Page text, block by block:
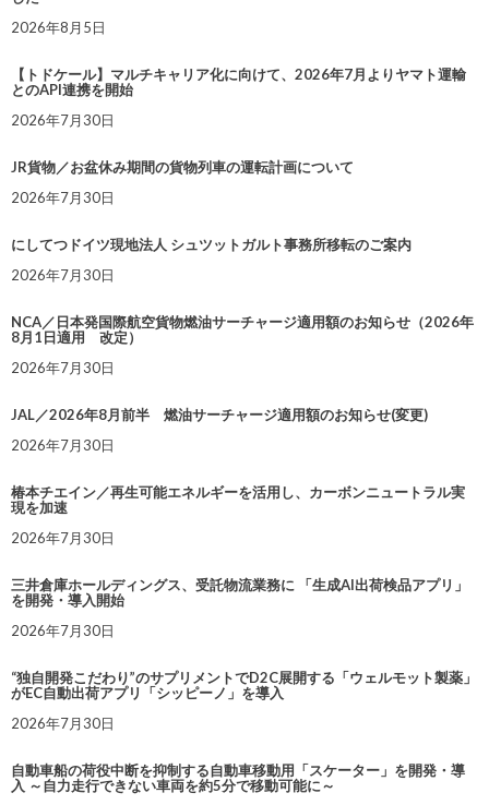
2026年8月5日
【トドケール】マルチキャリア化に向けて、2026年7月よりヤマト運輸
とのAPI連携を開始
2026年7月30日
JR貨物／お盆休み期間の貨物列車の運転計画について
2026年7月30日
にしてつドイツ現地法人 シュツットガルト事務所移転のご案内
2026年7月30日
NCA／日本発国際航空貨物燃油サーチャージ適用額のお知らせ（2026年
8月1日適用 改定）
2026年7月30日
JAL／2026年8月前半 燃油サーチャージ適用額のお知らせ(変更)
2026年7月30日
椿本チエイン／再生可能エネルギーを活用し、カーボンニュートラル実
現を加速
2026年7月30日
三井倉庫ホールディングス、受託物流業務に 「生成AI出荷検品アプリ」
を開発・導入開始
2026年7月30日
“独自開発こだわり”のサプリメントでD2C展開する「ウェルモット製薬」
がEC自動出荷アプリ「シッピーノ」を導入
2026年7月30日
自動車船の荷役中断を抑制する自動車移動用「スケーター」を開発・導
入 ～自力走行できない車両を約5分で移動可能に～